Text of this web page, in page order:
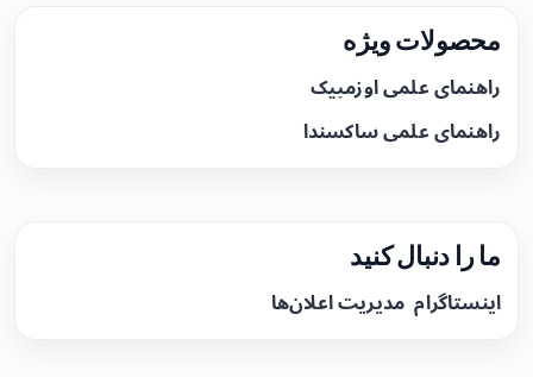
محصولات ویژه
راهنمای علمی اوزمپیک
راهنمای علمی ساکسندا
ما را دنبال کنید
اینستاگرام مدیریت اعلان‌ها